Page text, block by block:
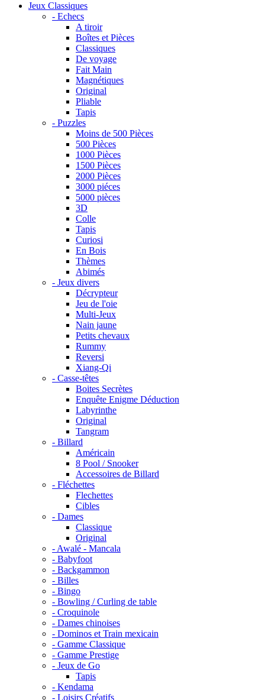
Jeux Classiques
- Echecs
A tiroir
Boîtes et Pièces
Classiques
De voyage
Fait Main
Magnétiques
Original
Pliable
Tapis
- Puzzles
Moins de 500 Pièces
500 Pièces
1000 Pièces
1500 Pièces
2000 Pièces
3000 piéces
5000 pièces
3D
Colle
Tapis
Curiosi
En Bois
Thèmes
Abimés
- Jeux divers
Décrypteur
Jeu de l'oie
Multi-Jeux
Nain jaune
Petits chevaux
Rummy
Reversi
Xiang-Qi
- Casse-têtes
Boites Secrètes
Enquête Enigme Déduction
Labyrinthe
Original
Tangram
- Billard
Américain
8 Pool / Snooker
Accessoires de Billard
- Fléchettes
Flechettes
Cibles
- Dames
Classique
Original
- Awalé - Mancala
- Babyfoot
- Backgammon
- Billes
- Bingo
- Bowling / Curling de table
- Croquinole
- Dames chinoises
- Dominos et Train mexicain
- Gamme Classique
- Gamme Prestige
- Jeux de Go
Tapis
- Kendama
- Loisirs Créatifs